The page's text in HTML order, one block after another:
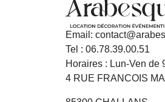
Email:
Tel : 06.78.39.00.51
Horaires : Lun-Ven de
4 RUE FRANCOIS